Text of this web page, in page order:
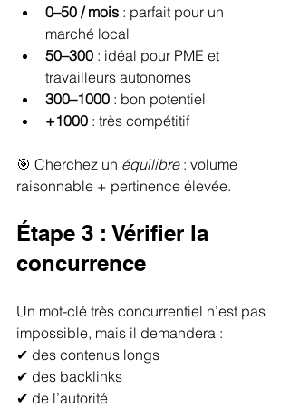
0–50 / mois : parfait pour un
marché local
50–300 : idéal pour PME et
travailleurs autonomes
300–1000 : bon potentiel
+1000 : très compétitif
🎯 Cherchez un équilibre : volume
raisonnable + pertinence élevée.
Étape 3 : Vérifier la
concurrence
Un mot-clé très concurrentiel n’est pas
impossible, mais il demandera :
✔ des contenus longs
✔ des backlinks
✔ de l’autorité